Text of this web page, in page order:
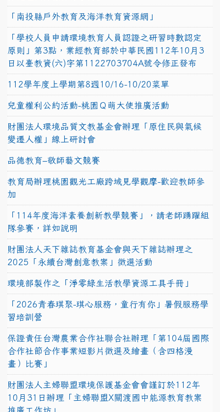
「南投縣戶外教育及海洋教育資源網」
「學校人員申請環境教育人員認證之研習時數認定
原則」第3點，業經教育部於中華民國112年10月3
日以臺教資(六)字第1122703704A號令修正發布
112學年度上學期第8週10/16-10/20菜單
兒童權利公約活動-桃園Ｑ萌大使推廣活動
財團法人環境品質文教基金會辦理「原住民與氣候
變遷人權」線上研討會
品德教育–敬師藝文競賽
教育局辦理桃園觀光工廠跨域見學觀摩-歡迎教師參
加
「114年度海洋素養創新教學競賽」，請老師踴躍組
隊參賽，詳如說明
財團法人天下雜誌教育基金會與天下雜誌辦理之
2025「永續台灣創意教案」徵選活動
環境部製作之「淨零綠生活教學資源工具手冊」
「2026青春琪聚-琪心服務，童行有你」暑假服務學
習培訓營
保證責任台灣農業合作社聯合社辦理「第104屆國際
合作社節合作事業短影片徵選及繪畫（含四格漫
畫）比賽」
財團法人主婦聯盟環境保護基金會會謹訂於112年
10月31日辦理「主婦聯盟X關渡國中能源教育教案
推廣工作坊」